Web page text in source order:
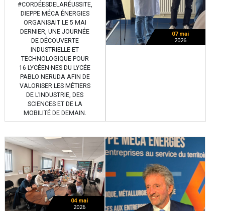
#CORDÉESDELARÉUSSITE,
DIEPPE MÉCA ÉNERGIES
ORGANISAIT LE 5 MAI
DERNIER, UNE JOURNÉE
DE DÉCOUVERTE
INDUSTRIELLE ET
TECHNOLOGIQUE POUR
16 LYCÉEN·NES DU LYCÉE
PABLO NERUDA AFIN DE
VALORISER LES MÉTIERS
DE L’INDUSTRIE, DES
SCIENCES ET DE LA
MOBILITÉ DE DEMAIN.
07 mai
2026
04 mai
2026